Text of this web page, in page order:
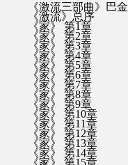
《激流三部曲》巴金
《激流》总序
《家》 第1章
《家》 第2章
《家》 第3章
《家》 第4章
《家》 第5章
《家》 第6章
《家》 第7章
《家》 第8章
《家》 第9章
《家》 第10章
《家》 第11章
《家》 第12章
《家》 第13章
《家》 第14章